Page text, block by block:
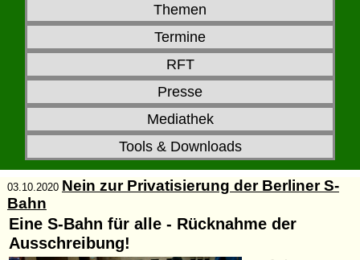
Themen
Termine
RFT
Presse
Mediathek
Tools & Downloads
03.10.2020 Nein zur Privatisierung der Berliner S-
Bahn
Eine S-Bahn für alle - Rücknahme der
Ausschreibung!